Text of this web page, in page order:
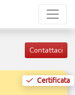
Contattaci
Certificata